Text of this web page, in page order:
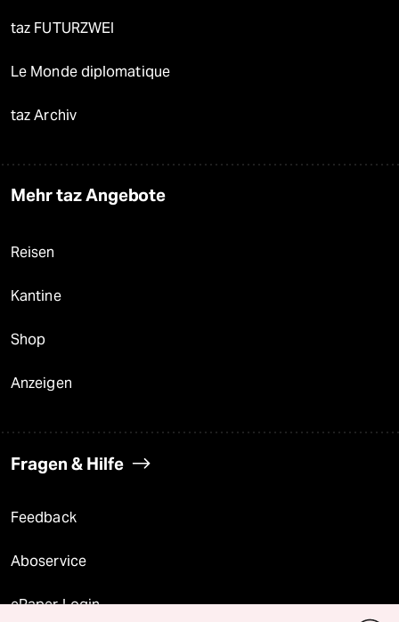
taz FUTURZWEI
Le Monde diplomatique
taz Archiv
Mehr taz Angebote
Reisen
Kantine
Shop
Anzeigen
Fragen & Hilfe
Feedback
Aboservice
ePaper Login